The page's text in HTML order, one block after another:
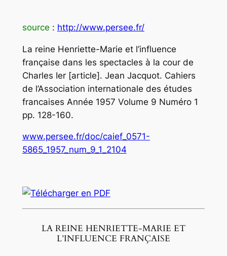
source : http://www.persee.fr/
La reine Henriette-Marie et l’influence
française dans les spectacles à la cour de
Charles Ier [article]. Jean Jacquot. Cahiers
de l’Association internationale des études
francaises Année 1957 Volume 9 Numéro 1
pp. 128-160.
www.persee.fr/doc/caief_0571-
5865_1957_num_9_1_2104
LA REINE HENRIETTE-MARIE ET
L’INFLUENCE FRANÇAISE